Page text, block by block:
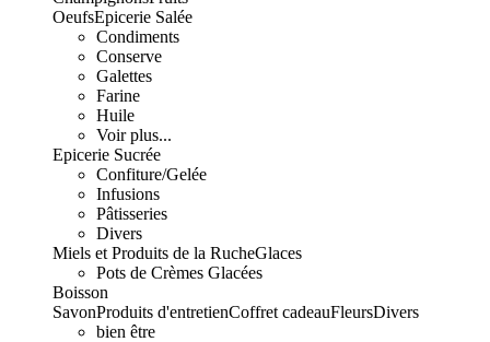
OeufsEpicerie Salée
Condiments
Conserve
Galettes
Farine
Huile
Voir plus...
Epicerie Sucrée
Confiture/Gelée
Infusions
Pâtisseries
Divers
Miels et Produits de la RucheGlaces
Pots de Crèmes Glacées
Boisson
SavonProduits d'entretienCoffret cadeauFleursDivers
bien être